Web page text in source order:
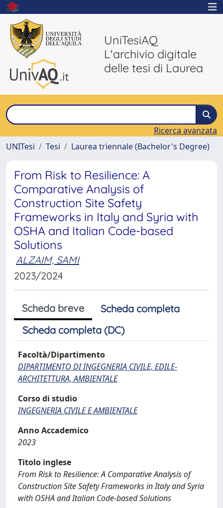
UniTesiAQ
L'archivio digitale
delle tesi di Laurea
Ricerca avanzata
UNITesi
Tesi Laurea triennale (Bachelor's Degree)
From Risk to Resilience: A
Comparative Analysis of
Construction Site Safety
Frameworks in Italy and Syria with
OSHA and Italian Code-based
Solutions
ALZAIM, SAMI
2023/2024
Scheda breve
Scheda completa
Scheda completa (DC)
Facoltà/Dipartimento
DIPARTIMENTO DI INGEGNERIA CIVILE, EDILE-
ARCHITETTURA, AMBIENTALE
Corso di studio
INGEGNERIA CIVILE E AMBIENTALE
Anno Accademico
2023
Titolo inglese
From Risk to Resilience: A Comparative Analysis of
Construction Site Safety Frameworks in Italy and Syria
with OSHA and Italian Code-based Solutions